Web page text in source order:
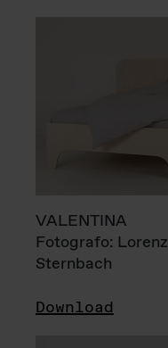
VALENTINA
Fotografo: Lorenz
Sternbach
Download